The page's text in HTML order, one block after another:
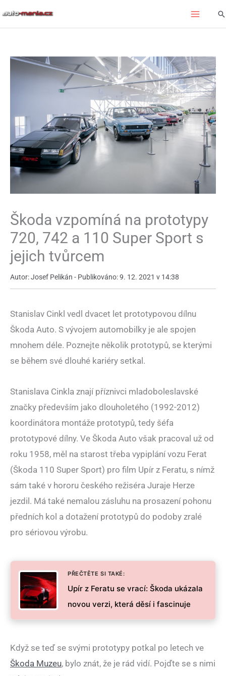
Škoda vzpomíná na prototypy
720, 742 a 110 Super Sport s
jejich tvůrcem
Autor: Josef Pelikán - Publikováno: 9. 12. 2021 v 14:38
Stanislav Cinkl vedl dvacet let prototypovou dílnu
Škoda Auto. S vývojem automobilky je ale spojen
mnohem déle. Poznejte několik prototypů, se kterými
se během své dlouhé kariéry setkal.
Stanislava Cinkla znají příznivci mladoboleslavské
značky především jako dlouholetého (1992-2012)
koordinátora montáže prototypů, tedy šéfa
prototypové dílny. Ve Škoda Auto však pracoval už od
roku 1958, měl na starost třeba vypiplání vozu Ferat
(Škoda 110 Super Sport) pro film Upír z Feratu, s nímž
sám také v hororu českého režiséra Juraje Herze
jezdil. Má také nemalou zásluhu na prosazení pohonu
předních kol a dotažení prototypů do podoby zralé
pro sériovou výrobu.
PŘEČTĚTE SI TAKÉ:
Upír z Feratu se vrací: Škoda ukázala
novou verzi, která děsí i fascinuje
Když se teď se svými prototypy potkal po letech ve
Škoda Muzeu, bylo znát, že je rád vidí. Pojďte se s nimi